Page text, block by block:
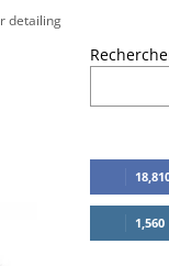
detailing
1,560